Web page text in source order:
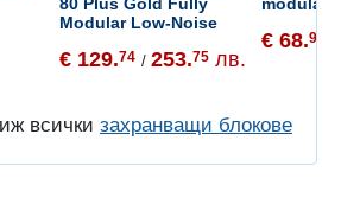
Modular Low-Noise
€ 129.74 / 253.75 лв.
€ 68.99
всички захранващи блокове